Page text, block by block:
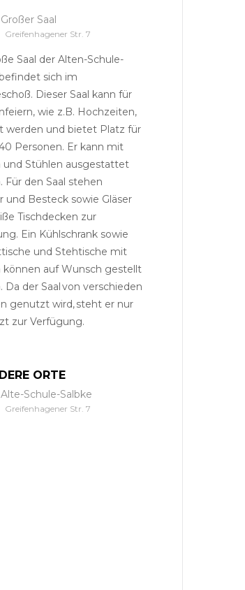
Großer Saal
Greifenhagener Str. 7
Saal der Alten-Schule-
sich im
Dieser Saal kann für
wie z.B. Hochzeiten,
werden und bietet Platz für
Personen. Er kann mit
und Stühlen ausgestattet
Für den Saal stehen
und Besteck sowie Gläser
Tischdecken zur
Ein Kühlschrank sowie
und Stehtische mit
können auf Wunsch gestellt
Da der Saal von verschieden
genutzt wird, steht er nur
zur Verfügung.
ORTE
Alte-Schule-Salbke
Greifenhagener Str. 7